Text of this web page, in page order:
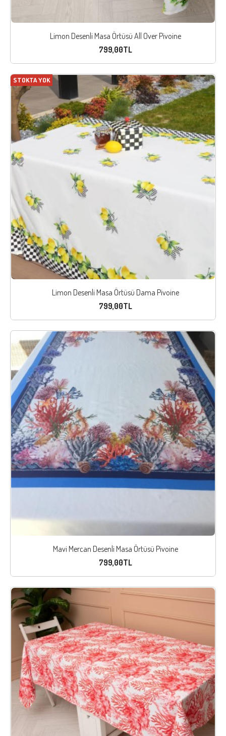
Limon Desenli Masa Örtüsü All Over Pivoine
799,00TL
STOKTA YOK
Limon Desenli Masa Örtüsü Dama Pivoine
799,00TL
Mavi Mercan Desenli Masa Örtüsü Pivoine
799,00TL